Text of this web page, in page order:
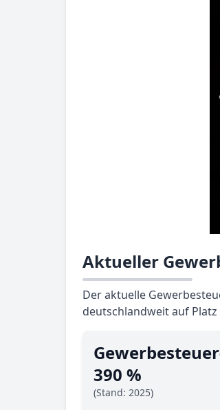
Aktueller
Der aktuelle
deutschlandweit auf Platz
390 %
(Stand: 2025)